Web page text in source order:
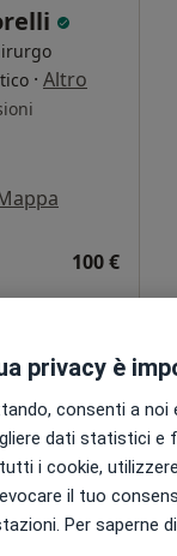
· Altro
100 €
estetico·
privacy è
consenti a noi
dati statistici e
i cookie,
il tuo
Per saperne